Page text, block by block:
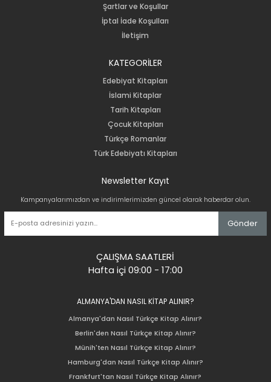
Şartlar ve Koşullar
İptal İade Koşulları
İletişim
KATEGORİLER
Edebiyat Kitapları
İslami Kitaplar
Tarih Kitapları
Çocuk Kitapları
Türkçe Romanlar
Türk Edebiyatı Kitapları
Newsletter Kayıt
Kampanyalarımızdan ve indirimlerimizden güncel olarak haberdar olun.
Gönder
ÇALIŞMA SAATLERİ
Hafta içi 09:00 - 17:00
ALMANYA'DAN NASIL KİTAP ALINIR?
Almanya'dan Nasıl Türkçe Kitap Alınır?
Berlin'den Nasıl Türkçe Kitap Alınır?
Münih'ten Nasıl Türkçe Kitap Alınır?
Hamburg'dan Nasıl Türkçe Kitap Alınır?
Frankfurt'tan Nasıl Türkçe Kitap Alınır?